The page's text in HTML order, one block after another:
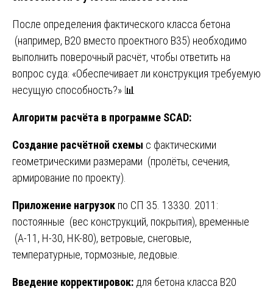
После определения фактического класса бетона
(например, В20 вместо проектного В35) необходимо
выполнить поверочный расчёт, чтобы ответить на
вопрос суда: «Обеспечивает ли конструкция требуемую
несущую способность?» 📊
Алгоритм расчёта в программе SCAD:
Создание расчётной схемы с фактическими
геометрическими размерами (пролёты, сечения,
армирование по проекту).
Приложение нагрузок по СП 35. 13330. 2011:
постоянные (вес конструкций, покрытия), временные
(А-11, Н-30, НК-80), ветровые, снеговые,
температурные, тормозные, ледовые.
Введение корректировок: для бетона класса В20